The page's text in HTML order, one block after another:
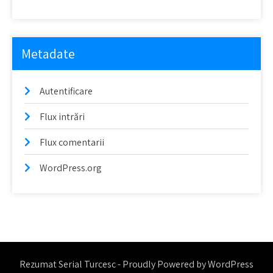
Metadate
Autentificare
Flux intrări
Flux comentarii
WordPress.org
Rezumat Serial Turcesc - Proudly Powered by WordPress